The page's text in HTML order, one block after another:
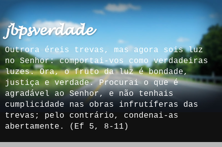
𝓳𝓫𝓹𝓼𝓿𝓮𝓻𝓭𝓪𝓭𝓮
Outrora éreis trevas, mas agora sois luz
no Senhor: comportai-vos como verdadeiras
luzes. Ora, o fruto da luz é bondade,
justiça e verdade. Procurai o que é
agradável ao Senhor, e não tenhais
cumplicidade nas obras infrutíferas das
trevas; pelo contrário, condenai-as
abertamente. (Ef 5, 8-11)